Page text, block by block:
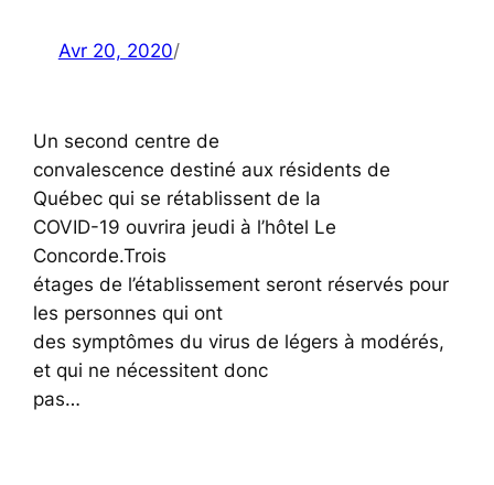
Avr 20, 2020/
Un second centre de
convalescence destiné aux résidents de
Québec qui se rétablissent de la
COVID-19 ouvrira jeudi à l’hôtel Le
Concorde.Trois
étages de l’établissement seront réservés pour
les personnes qui ont
des symptômes du virus de légers à modérés,
et qui ne nécessitent donc
pas…